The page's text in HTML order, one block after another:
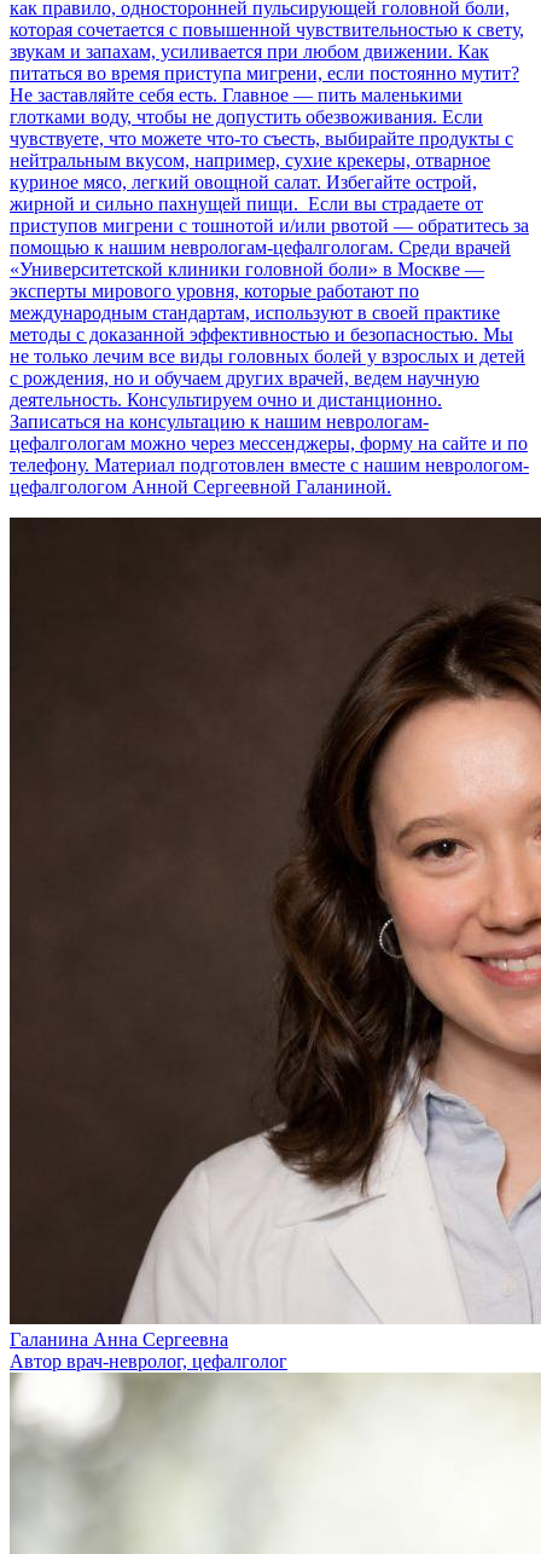
как правило, односторонней пульсирующей головной боли,
которая сочетается с повышенной чувствительностью к свету,
звукам и запахам, усиливается при любом движении. Как
питаться во время приступа мигрени, если постоянно мутит?
Не заставляйте себя есть. Главное — пить маленькими
глотками воду, чтобы не допустить обезвоживания. Если
чувствуете, что можете что-то съесть, выбирайте продукты с
нейтральным вкусом, например, сухие крекеры, отварное
куриное мясо, легкий овощной салат. Избегайте острой,
жирной и сильно пахнущей пищи. Если вы страдаете от
приступов мигрени с тошнотой и/или рвотой — обратитесь за
помощью к нашим неврологам-цефалгологам. Среди врачей
«Университетской клиники головной боли» в Москве —
эксперты мирового уровня, которые работают по
международным стандартам, используют в своей практике
методы с доказанной эффективностью и безопасностью. Мы
не только лечим все виды головных болей у взрослых и детей
с рождения, но и обучаем других врачей, ведем научную
деятельность. Консультируем очно и дистанционно.
Записаться на консультацию к нашим неврологам-
цефалгологам можно через мессенджеры, форму на сайте и по
телефону. Материал подготовлен вместе с нашим неврологом-
цефалгологом Анной Сергеевной Галаниной.
Галанина Анна Сергеевна
Автор врач-невролог, цефалголог